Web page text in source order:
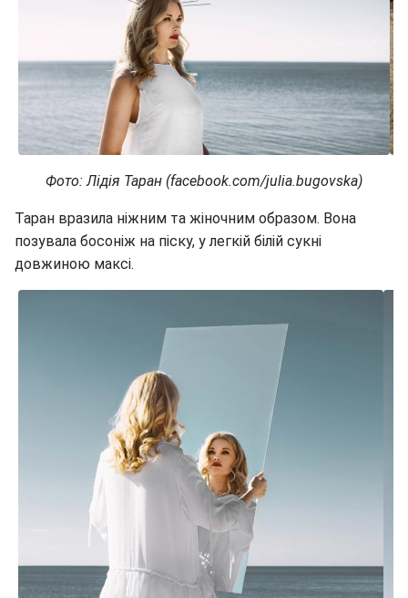
Фото: Лідія Таран (facebook.com/julia.bugovska)
Таран вразила ніжним та жіночним образом. Вона
позувала босоніж на піску, у легкій білій сукні
довжиною максі.